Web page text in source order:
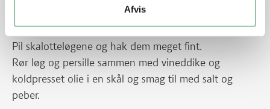
Afvis
Skyl og tør persillen, hak den meget fint.
Pil skalotteløgene og hak dem meget fint.
Rør løg og persille sammen med vineddike og
koldpresset olie i en skål og smag til med salt og
peber.